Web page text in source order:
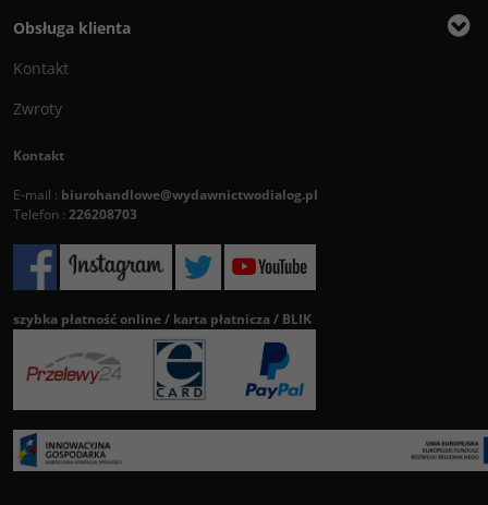
Obsługa klienta
Kontakt
Zwroty
Kontakt
E-mail : biurohandlowe@wydawnictwodialog.pl
Telefon : 226208703
szybka płatność online / karta płatnicza / BLIK